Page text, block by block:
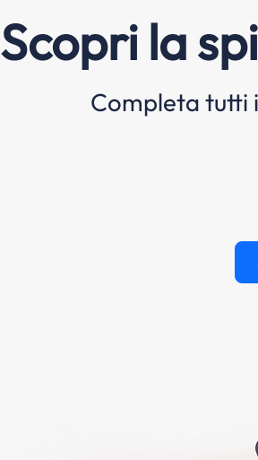
Scopri la
Completa tutti